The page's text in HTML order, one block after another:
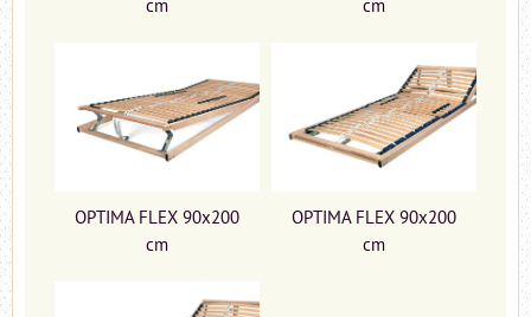
OPTIMA FLEX 90x200
cm
OPTIMA FLEX 90x200
cm